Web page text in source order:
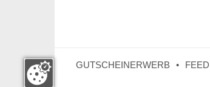
GUTSCHEINERWERB